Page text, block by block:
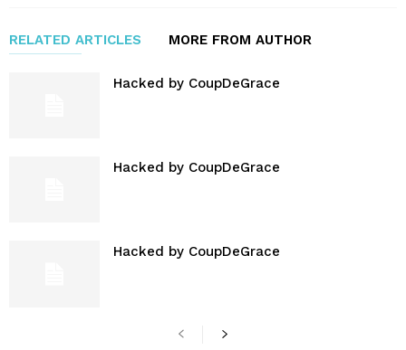
RELATED ARTICLES MORE FROM AUTHOR
Hacked by CoupDeGrace
Hacked by CoupDeGrace
Hacked by CoupDeGrace